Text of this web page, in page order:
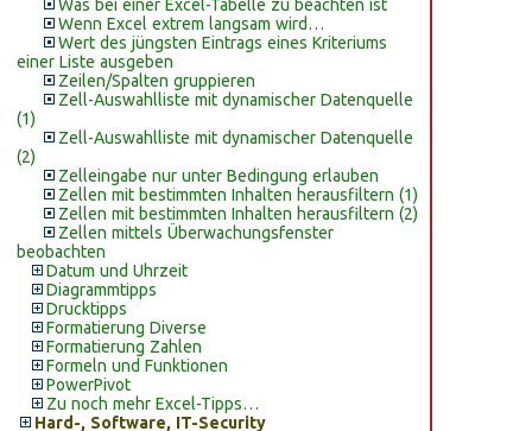
Was bei einer Excel-Tabelle zu beachten ist
Wenn Excel extrem langsam wird…
Wert des jüngsten Eintrags eines Kriteriums
einer Liste ausgeben
Zeilen/Spalten gruppieren
Zell-Auswahlliste mit dynamischer Datenquelle
(1)
Zell-Auswahlliste mit dynamischer Datenquelle
(2)
Zelleingabe nur unter Bedingung erlauben
Zellen mit bestimmten Inhalten herausfiltern (1)
Zellen mit bestimmten Inhalten herausfiltern (2)
Zellen mittels Überwachungsfenster
beobachten
Datum und Uhrzeit
Diagrammtipps
Drucktipps
Formatierung Diverse
Formatierung Zahlen
Formeln und Funktionen
PowerPivot
Zu noch mehr Excel-Tipps…
Hard-, Software, IT-Security